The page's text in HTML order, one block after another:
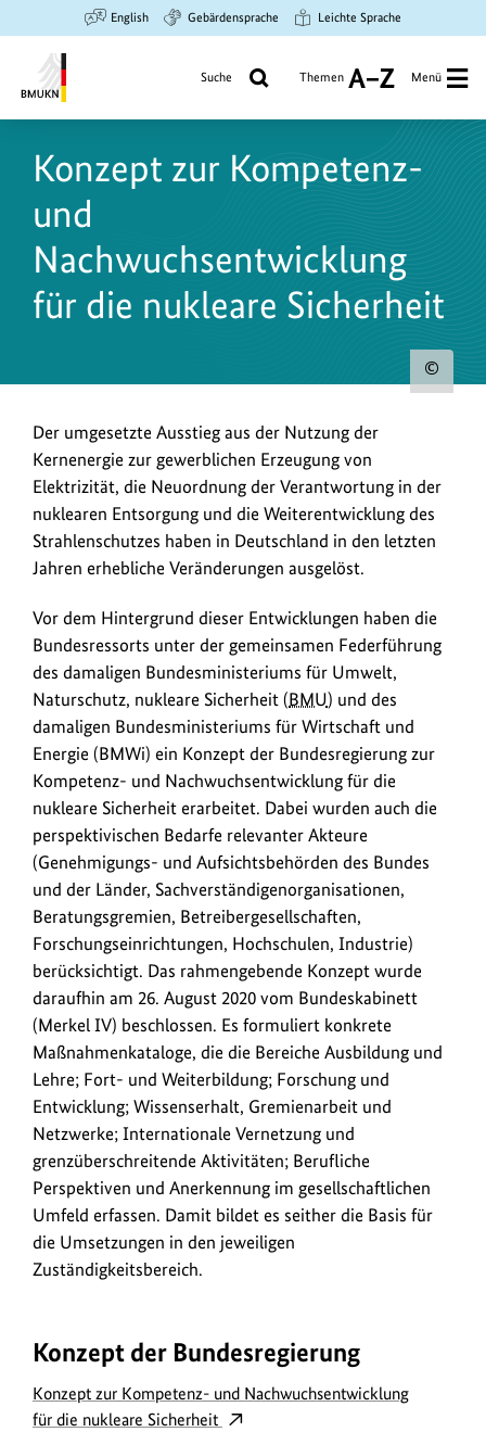
Hauptinhalt
springen
Suche
springen
Hauptnavigation
springen
English Gebärdensprache Leichte Sprache
Umwelt,
Naturschutz
und
nukleare
Sicherheit
Suche Themen
A
Z
Menü
Konzept zur Kompetenz-
und
Nachwuchsentwicklung
für die nukleare Sicherheit
Der umgesetzte Ausstieg aus der Nutzung der
Kernenergie zur gewerblichen Erzeugung von
Elektrizität, die Neuordnung der Verantwortung in der
nuklearen Entsorgung und die Weiterentwicklung des
Strahlenschutzes haben in Deutschland in den letzten
Jahren erhebliche Veränderungen ausgelöst.
Vor dem Hintergrund dieser Entwicklungen haben die
Bundesressorts unter der gemeinsamen Federführung
des damaligen Bundesministeriums für Umwelt,
Naturschutz, nukleare Sicherheit (BMU) und des
damaligen Bundesministeriums für Wirtschaft und
Energie (BMWi) ein Konzept der Bundesregierung zur
Kompetenz- und Nachwuchsentwicklung für die
nukleare Sicherheit erarbeitet. Dabei wurden auch die
perspektivischen Bedarfe relevanter Akteure
(Genehmigungs- und Aufsichtsbehörden des Bundes
und der Länder, Sachverständigenorganisationen,
Beratungsgremien, Betreibergesellschaften,
Forschungseinrichtungen, Hochschulen, Industrie)
berücksichtigt. Das rahmengebende Konzept wurde
daraufhin am 26. August 2020 vom Bundeskabinett
(Merkel IV) beschlossen. Es formuliert konkrete
Maßnahmenkataloge, die die Bereiche Ausbildung und
Lehre; Fort- und Weiterbildung; Forschung und
Entwicklung; Wissenserhalt, Gremienarbeit und
Netzwerke; Internationale Vernetzung und
grenzüberschreitende Aktivitäten; Berufliche
Perspektiven und Anerkennung im gesellschaftlichen
Umfeld erfassen. Damit bildet es seither die Basis für
die Umsetzungen in den jeweiligen
Zuständigkeitsbereich.
Konzept der Bundesregierung
Konzept zur Kompetenz- und Nachwuchsentwicklung
für die nukleare Sicherheit